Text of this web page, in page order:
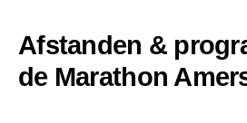
Afstanden &
de Marathon